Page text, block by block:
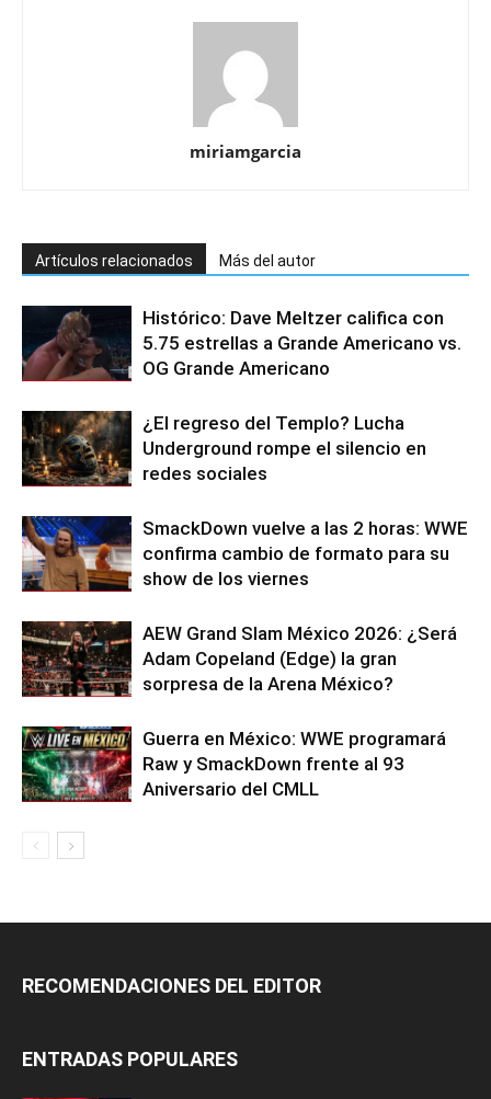
miriamgarcia
Artículos relacionados Más del autor
Histórico: Dave Meltzer califica con
5.75 estrellas a Grande Americano vs.
OG Grande Americano
¿El regreso del Templo? Lucha
Underground rompe el silencio en
redes sociales
SmackDown vuelve a las 2 horas: WWE
confirma cambio de formato para su
show de los viernes
AEW Grand Slam México 2026: ¿Será
Adam Copeland (Edge) la gran
sorpresa de la Arena México?
Guerra en México: WWE programará
Raw y SmackDown frente al 93
Aniversario del CMLL
RECOMENDACIONES DEL EDITOR
ENTRADAS POPULARES